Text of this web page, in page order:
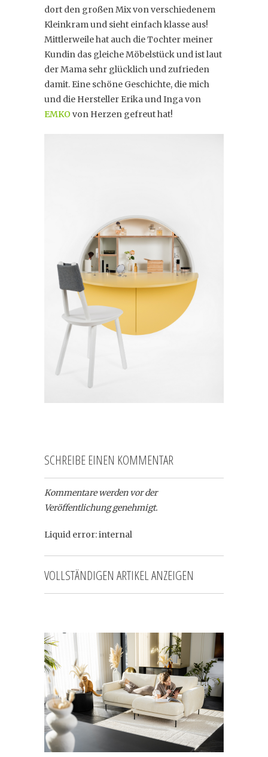
dort den großen Mix von verschiedenem
Kleinkram und sieht einfach klasse aus!
Mittlerweile hat auch die Tochter meiner
Kundin das gleiche Möbelstück und ist laut
der Mama sehr glücklich und zufrieden
damit. Eine schöne Geschichte, die mich
und die Hersteller Erika und Inga von
EMKO von Herzen gefreut hat!
SCHREIBE EINEN KOMMENTAR
Kommentare werden vor der
Veröffentlichung genehmigt.
Liquid error: internal
VOLLSTÄNDIGEN ARTIKEL ANZEIGEN